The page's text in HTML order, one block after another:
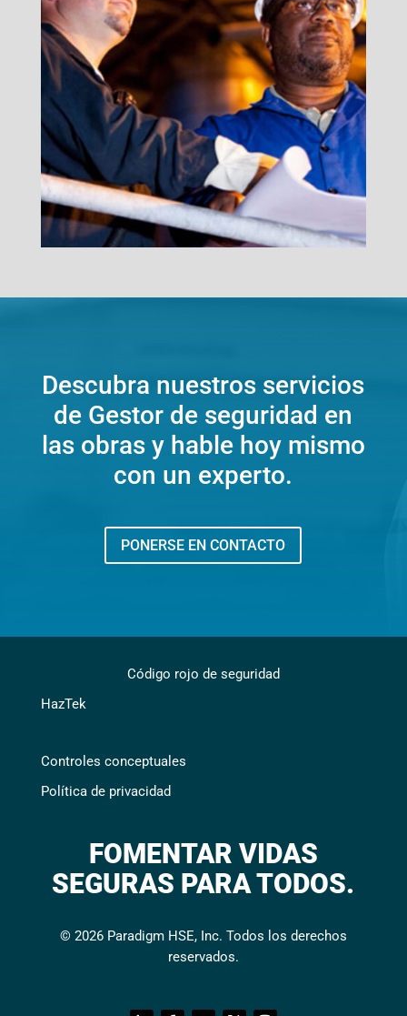
Descubra nuestros servicios
de Gestor de seguridad en
las obras y hable hoy mismo
con un experto.
PONERSE EN CONTACTO
Código rojo de seguridad
HazTek
Controles conceptuales
Política de privacidad
FOMENTAR VIDAS
SEGURAS PARA TODOS.
© 2026 Paradigm HSE, Inc. Todos los derechos
reservados.